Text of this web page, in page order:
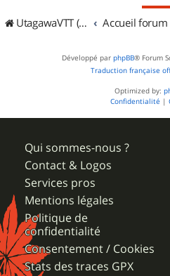
UtagawaVTT (Randos VTT et VTTAE avec traces GPS) Accueil forum
Développé par phpBB® Forum
Traduction française
Optimized by:
Confidentialité |
Qui sommes-nous ?
Contact & Logos
Services pros
Mentions légales
Politique de
confidentialité
Consentement / Cookies
Stats des traces GPX